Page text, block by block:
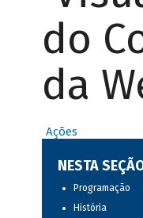
do
da
Ações
NESTA
Programação
História